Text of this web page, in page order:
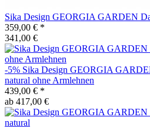
Sika Design GEORGIA GARDEN
359,00 € *
341,00 €
-5% Sika Design GEORGIA
natural ohne Armlehnen
439,00 € *
ab 417,00 €